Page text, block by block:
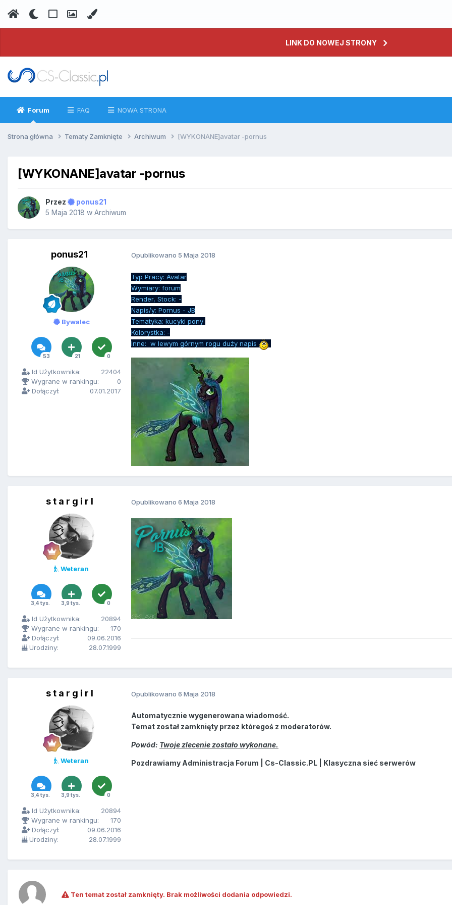
LINK DO NOWEJ STRONY
Forum FAQ NOWA STRONA
Strona główna Tematy Zamknięte Archiwum [WYKONANE]avatar -pornus
[WYKONANE]avatar -pornus
Przez
ponus21
5 Maja 2018 w Archiwum
ponus21
Bywalec
53 21 0
Id Użytkownika:
22404
Wygrane w rankingu:
0
Dołączył:
07.01.2017
Opublikowano 5 Maja 2018
Typ Pracy: Avatar
Wymiary: forum
Render, Stock: -
Napis/y: Pornus - JB
Tematyka: kucyki pony
Kolorystka: -
Inne: w lewym górnym rogu duży napis
s t a r g i r l
Weteran
3,4 tys. 3,9 tys. 0
Id Użytkownika:
20894
Wygrane w rankingu:
170
Dołączył:
09.06.2016
Urodziny:
28.07.1999
Opublikowano 6 Maja 2018
s t a r g i r l
Weteran
3,4 tys. 3,9 tys. 0
Id Użytkownika:
20894
Wygrane w rankingu:
170
Dołączył:
09.06.2016
Urodziny:
28.07.1999
Opublikowano 6 Maja 2018
Automatycznie wygenerowana wiadomość.
Temat został zamknięty przez któregoś z moderatorów.
Powód: Twoje zlecenie zostało wykonane.
Pozdrawiamy Administracja Forum | Cs-Classic.PL | Klasyczna sieć serwerów
Ten temat został zamknięty. Brak możliwości dodania odpowiedzi.